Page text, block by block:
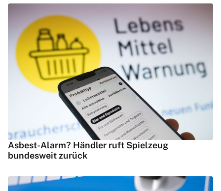
Asbest-Alarm? Händler ruft Spielzeug
bundesweit zurück